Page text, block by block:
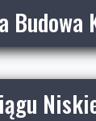
Budowa